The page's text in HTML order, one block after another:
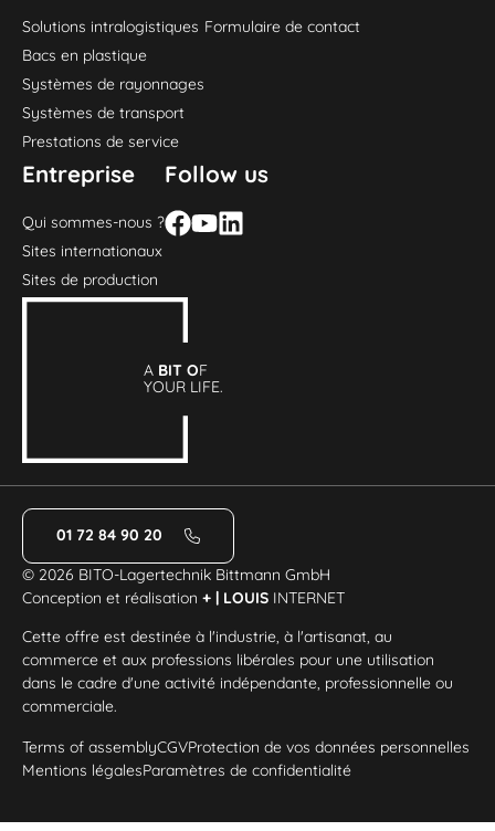
Solutions intralogistiques
Bacs en plastique
Systèmes de rayonnages
Systèmes de transport
Prestations de service
Formulaire de contact
Entreprise
Qui sommes-nous ?
Sites internationaux
Sites de production
Follow us
A BIT OF
YOUR LIFE.
01 72 84 90 20
© 2026 BITO-Lagertechnik Bittmann GmbH
Conception et réalisation+ | LOUIS INTERNET
Cette offre est destinée à l'industrie, à l'artisanat, au
commerce et aux professions libérales pour une utilisation
dans le cadre d'une activité indépendante, professionnelle ou
commerciale.
Terms of assemblyCGVProtection de vos données personnelles
Mentions légalesParamètres de confidentialité